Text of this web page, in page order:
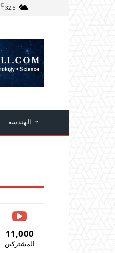
32.5
C
الهندسة
11,000
المشتركين